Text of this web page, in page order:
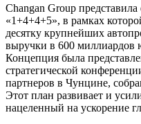
Changan Group
«1+4+4+5», в рамках
десятку крупнейших
выручки в 600 миллиардов
Концепция была
стратегической
партнеров в Чунцине,
Этот план развивает и
нацеленный на ускорение